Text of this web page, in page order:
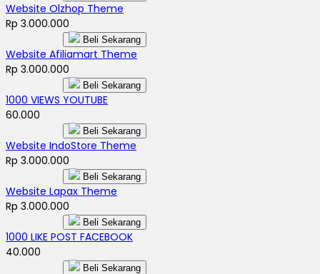
Website Olzhop Theme
Rp 3.000.000
Beli Sekarang
Website Afiliamart Theme
Rp 3.000.000
Beli Sekarang
1000 VIEWS YOUTUBE
60.000
Beli Sekarang
Website IndoStore Theme
Rp 3.000.000
Beli Sekarang
Website Lapax Theme
Rp 3.000.000
Beli Sekarang
1000 LIKE POST FACEBOOK
40.000
Beli Sekarang